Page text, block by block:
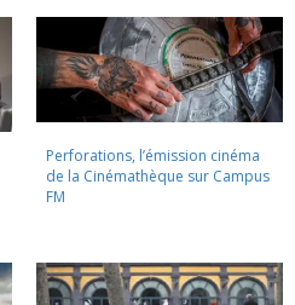
Perforations, l’émission cinéma
de la Cinémathèque sur Campus
FM